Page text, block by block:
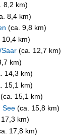
8,2 km)
8,4 km)
(ca. 9,8 km)
10,4 km)
Saar(ca. 12,7 km)
km)
14,3 km)
15,1 km)
(ca. 15,1 km)
See(ca. 15,8 km)
km)
17,8 km)